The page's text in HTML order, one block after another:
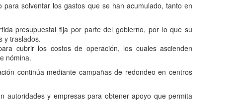
solventar los gastos que se han acumulado, tanto en
presupuestal fija por parte del gobierno, por lo que su
y traslados.
cubrir los costos de operación, los cuales ascienden
nómina.
continúa mediante campañas de redondeo en centros
autoridades y empresas para obtener apoyo que permita